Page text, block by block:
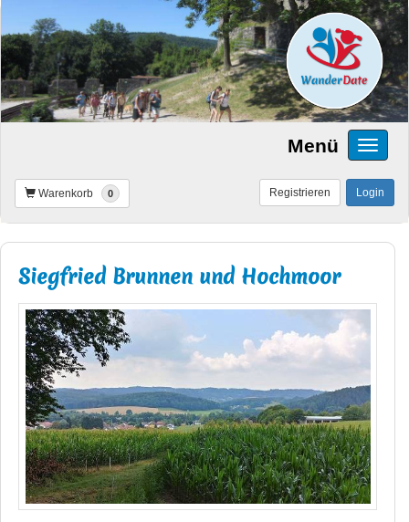
Menü
Warenkorb 0 Login
Registrieren
Siegfried Brunnen und Hochmoor